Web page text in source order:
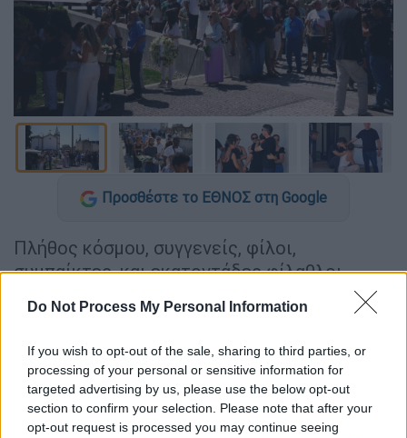
Do Not Process My Personal Information
If you wish to opt-out of the sale, sharing to third parties, or
processing of your personal or sensitive information for
targeted advertising by us, please use the below opt-out
section to confirm your selection. Please note that after your
opt-out request is processed you may continue seeing
Προσθέστε το ΕΘΝΟΣ στη Google
Πλήθος κόσμου, συγγενείς, φίλοι,
συμπαίκτες, και εκατοντάδες φίλαθλοι
συγκεντρώθηκαν στην εκκλησία του
Γκόντομαρ τηςΠορτογαλίας,για να πουν το
τελευταίο «αντίο»στον Ντιόγκο Ζότα
τοναδελφό του, Αντρέ Σίλβα, οι οποίοι
σκοτώθηκαν σε τροχαίο δυστύχημα το βράδυ
της Πέμπτης (03/07).